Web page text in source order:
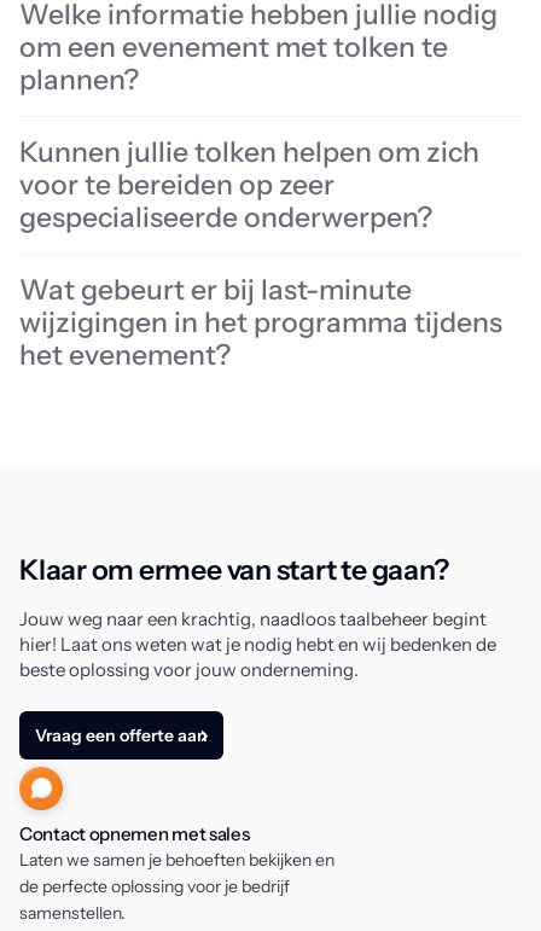
Welke informatie hebben jullie nodig
om een evenement met tolken te
plannen?
Kunnen jullie tolken helpen om zich
voor te bereiden op zeer
gespecialiseerde onderwerpen?
Wat gebeurt er bij last-minute
wijzigingen in het programma tijdens
het evenement?
Klaar om ermee van start te gaan?
Jouw weg naar een krachtig, naadloos taalbeheer begint
hier! Laat ons weten wat je nodig hebt en wij bedenken de
beste oplossing voor jouw onderneming.
Vraag een offerte aan
Contact opnemen met sales
Laten we samen je behoeften bekijken en
de perfecte oplossing voor je bedrijf
samenstellen.